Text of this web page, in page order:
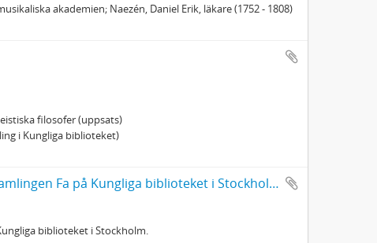
akademien; Naezén, Daniel Erik, läkare (1752 - 1808)
filosofer (uppsats)
i Kungliga biblioteket)
PM av Carl-Ivar Ståhle ang Johannes Bureus´ handskrifter i samlingen Fa på Kungliga biblioteket i Stockholm
biblioteket i Stockholm.